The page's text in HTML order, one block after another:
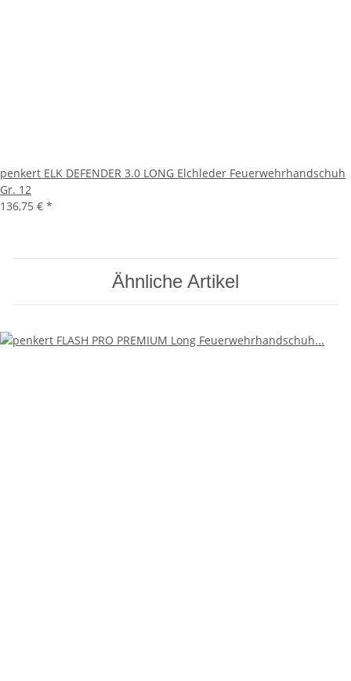
penkert ELK DEFENDER 3.0 LONG Elchleder Feuerwehrhandschuh
Gr. 12
136,75 € *
Ähnliche Artikel